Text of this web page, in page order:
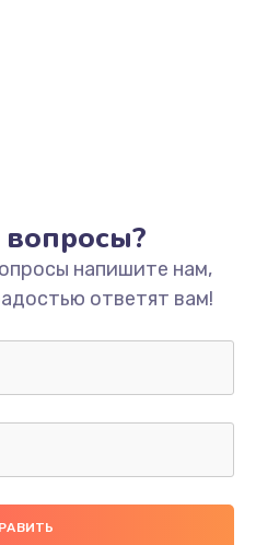
вопросы?
напишите нам,
ответят вам!